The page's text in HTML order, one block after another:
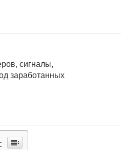
сигналы,
заработанных